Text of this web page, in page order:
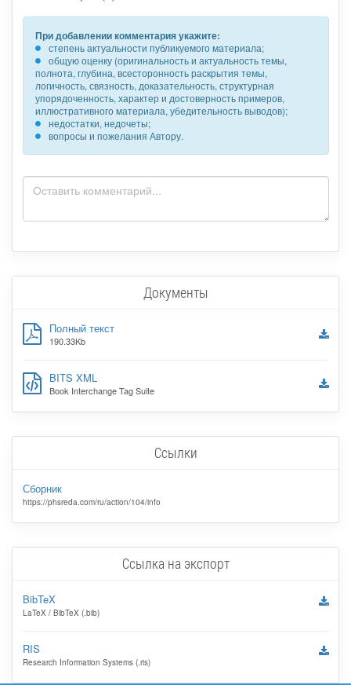
При добавлении комментария укажите:
степень актуальности публикуемого материала;
общую оценку (оригинальность и актуальность темы,
полнота, глубина, всесторонность раскрытия темы,
логичность, связность, доказательность, структурная
упорядоченность, характер и достоверность примеров,
иллюстративного материала, убедительность выводов);
недостатки, недочеты;
вопросы и пожелания Автору.
Документы
Полный текст
190.33Kb
BITS XML
Book Interchange Tag Suite
Ссылки
Сборник
https://phsreda.com/ru/action/104/info
Ссылка на экспорт
BibTeX
LaTeX / BibTeX (.bib)
RIS
Research Information Systems (.ris)